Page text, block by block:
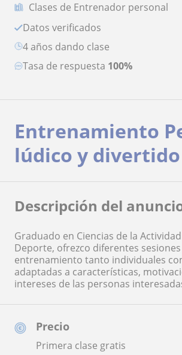
Clases de Entrenador personal
Datos verificados
4 años dando clase
Tasa de respuesta 100%
Precio
Primera clase gratis
Entrenamiento
lúdico y divertido
Descripción del
Graduado en Ciencias de la
Deporte, ofrezco diferentes
entrenamiento tanto individuales
adaptadas a características,
intereses de las personas